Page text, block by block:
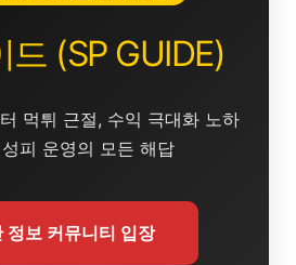
(SP GUIDE)
먹튀 근절, 수익 극대화 노하
피 운영의 모든 해답
정보 커뮤니티 입장